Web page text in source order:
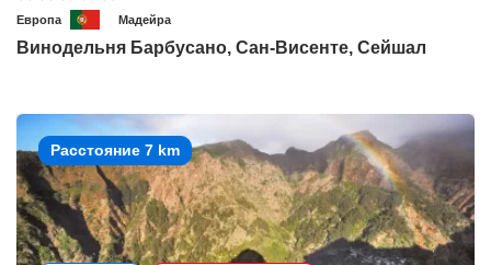
Европа Мадейра
Винодельня Барбусано, Сан-Висенте, Сейшал
Расстояние 7 km